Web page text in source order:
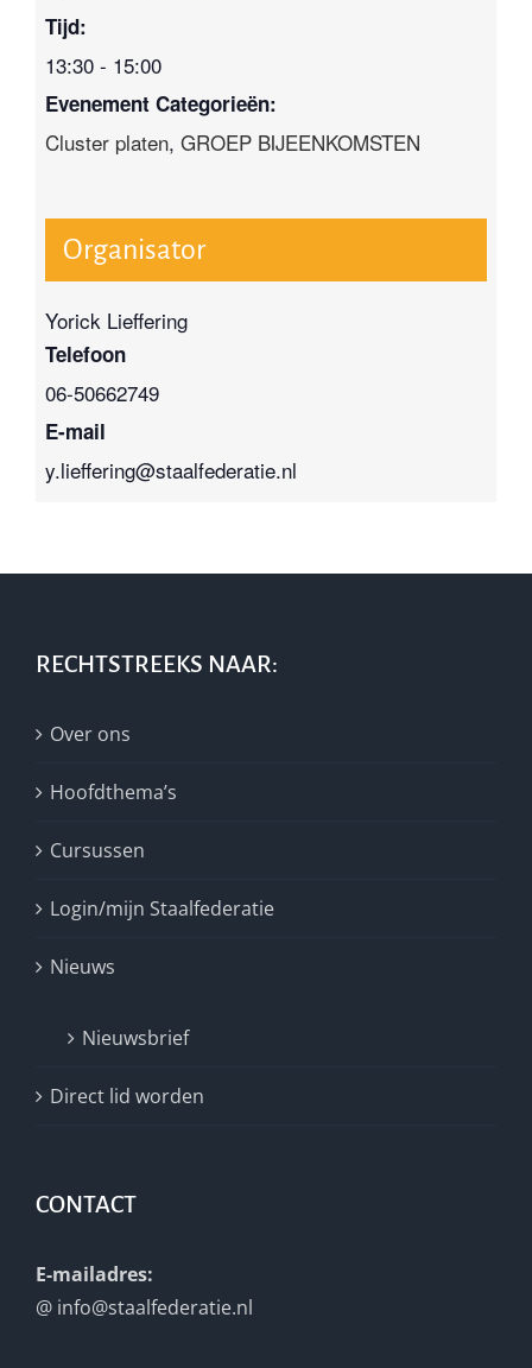
Tijd:
13:30 - 15:00
Evenement Categorieën:
Cluster platen, GROEP BIJEENKOMSTEN
Organisator
Yorick Lieffering
Telefoon
06-50662749
E-mail
y.lieffering@staalfederatie.nl
RECHTSTREEKS NAAR:
Over ons
Hoofdthema’s
Cursussen
Login/mijn Staalfederatie
Nieuws
Nieuwsbrief
Direct lid worden
CONTACT
E-mailadres:
@ info@staalfederatie.nl